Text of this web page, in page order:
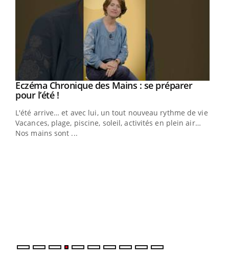
Youtube
Eczéma Chronique des Mains : se préparer
pour l’été !Youtube
L'été arrive… et avec lui, un tout nouveau rythme de vie !
Vacances, plage, piscine, soleil, activités en plein air…
Nos mains sont ...